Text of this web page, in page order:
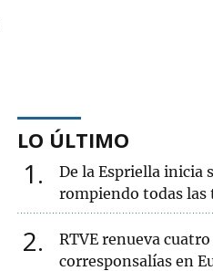
LO ÚLTIMO
1
De la Espriella inicia
rompiendo todas las
2
RTVE renueva cuatro
corresponsalías en